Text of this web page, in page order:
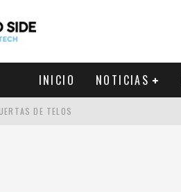
INICIO NOTICIAS
DE TELOS